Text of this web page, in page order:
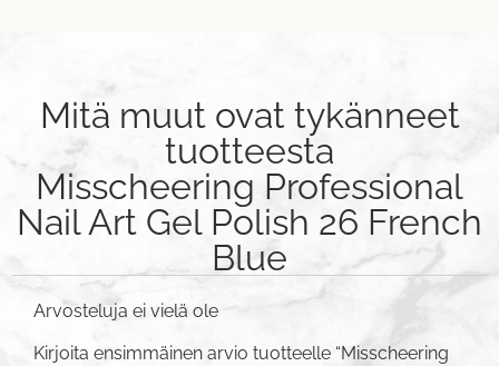
Mitä muut ovat tykänneet
tuotteesta
Misscheering Professional
Nail Art Gel Polish 26 French
Blue
Arvosteluja ei vielä ole
Kirjoita ensimmäinen arvio tuotteelle “Misscheering